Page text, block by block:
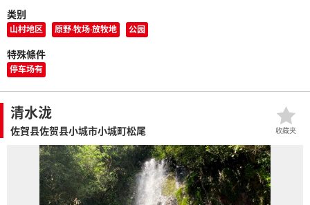
类别
山村地区 原野·牧场·放牧地 公园
特殊條件
停车场有
清水泷
佐賀县佐贺县小城市小城町松尾 收藏夹